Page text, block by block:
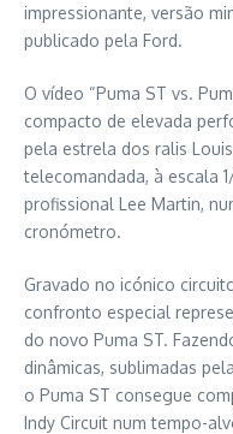
impressionante, versão
publicado pela Ford.
O vídeo “Puma ST vs.
compacto de elevada
pela estrela dos ralis
telecomandada, à escala
profissional Lee Martin,
cronómetro.
Gravado no icónico
confronto especial
do novo Puma ST.
dinâmicas, sublimadas
o Puma ST consegue
Indy Circuit num tempo-